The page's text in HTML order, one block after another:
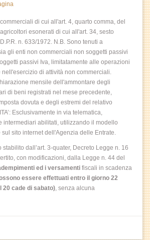
di cui all'art. 4, quarto comma, del
esonerati di cui all'art. 34, sesto
n. 633/1972. N.B. Sono tenuti a
gli enti non commerciali non soggetti passivi
passivi Iva, limitatamente alle operazioni
di attività non commerciali.
mensile dell'ammontare degli
di beni registrati nel mese precedente,
dovuta e degli estremi del relativo
Esclusivamente in via telematica,
intermediari abilitati, utilizzando il modello
sul sito internet dell'Agenzia delle Entrate.
stabilito dall’art. 3-quater, Decreto Legge n. 16
con modificazioni, dalla Legge n. 44 del
ed i versamenti fiscali in scadenza
essere effettuati entro il giorno 22
20 cade di sabato), senza alcuna